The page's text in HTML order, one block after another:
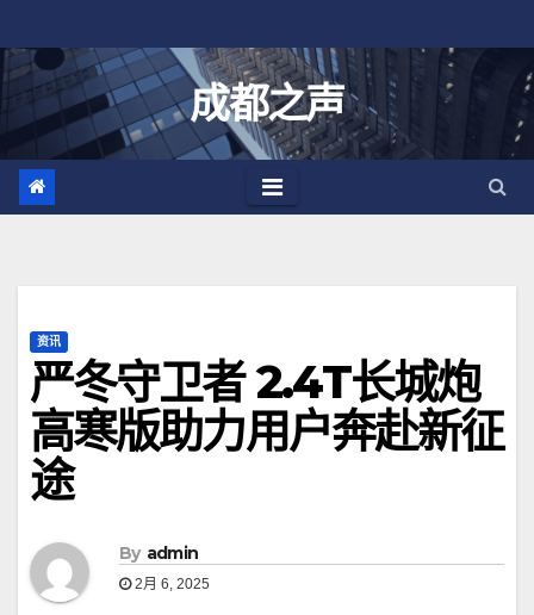
至
成都之声
资讯
严冬守卫者 2.4T长城炮
高寒版助力用户奔赴新征
途
By admin
2月 6, 2025